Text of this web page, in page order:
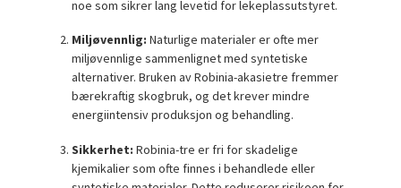
noe som sikrer lang levetid for lekeplassutstyret.
Miljøvennlig: Naturlige materialer er ofte mer
miljøvennlige sammenlignet med syntetiske
alternativer. Bruken av Robinia-akasietre fremmer
bærekraftig skogbruk, og det krever mindre
energiintensiv produksjon og behandling.
Sikkerhet: Robinia-tre er fri for skadelige
kjemikalier som ofte finnes i behandlede eller